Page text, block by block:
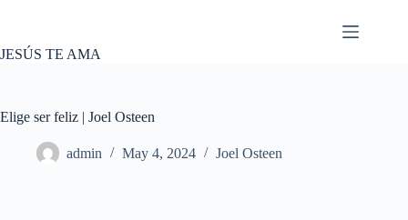
JESÚS TE AMA
Elige ser feliz | Joel Osteen
admin May 4, 2024 Joel Osteen